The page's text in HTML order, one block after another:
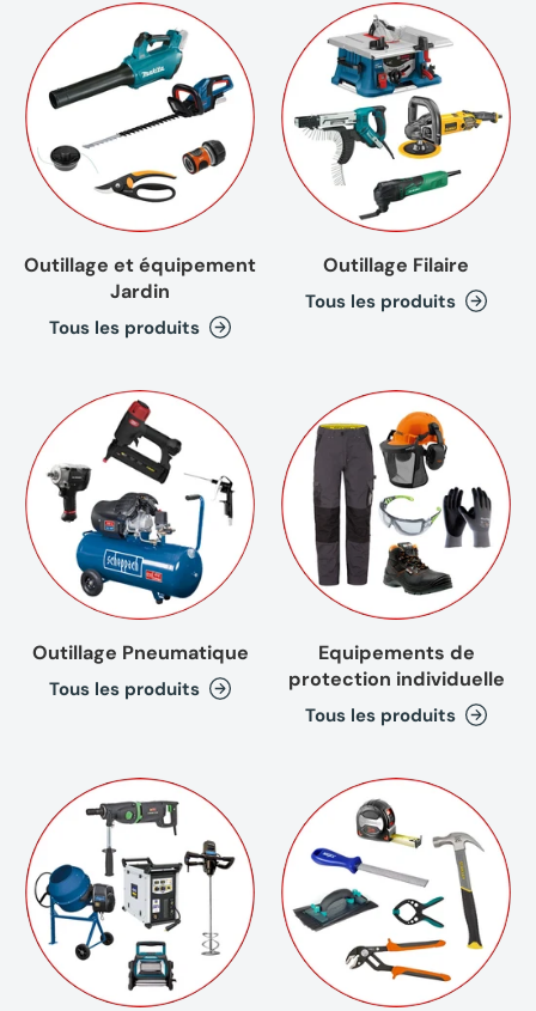
Outillage et équipement
Jardin
Tous les produits
Outillage Filaire
Tous les produits
Outillage Pneumatique
Tous les produits
Equipements de
protection individuelle
Tous les produits